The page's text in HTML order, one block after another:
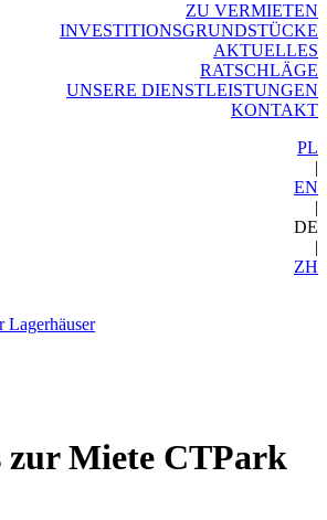
ZU VERMIETEN
INVESTITIONSGRUNDSTÜCKE
AKTUELLES
RATSCHLÄGE
UNSERE DIENSTLEISTUNGEN
KONTAKT
PL
|
EN
|
DE
|
ZH
Lagerhäuser
zur Miete CTPark